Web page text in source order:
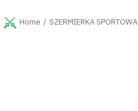
do
treściHome SZERMIERKA SPORTOWA